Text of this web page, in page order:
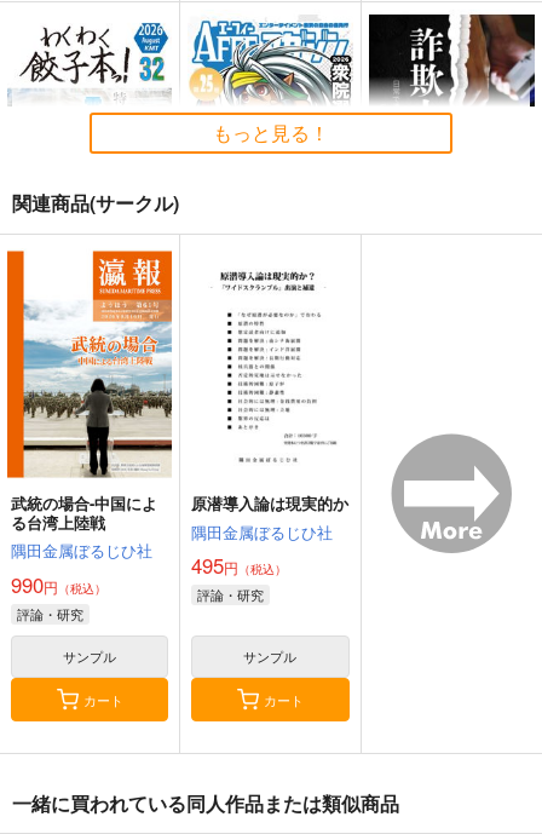
わくわく餃子本っ！３
きまぐれな鮪亭
825円（税込）
評論・研究
サンプル
カート
AFEEマガジン第25号
ント表現の自由の会
1,210円（税込）
評論・研究
サンプル サンプル
カート
闇バイト特集
Watatoshi
廃版旧制服図鑑総集編
02
シン・旧水族館物語
もっと見る！
関連商品(サークル)
武統の場合-中国によ
る台湾上陸戦
隅田金属ぼるじひ社
990円 （税込）
評論・研究
サンプル
カート
原潜導入論は現実的か
隅田金属ぼるじひ社
495円 （税込）
評論・研究
サンプル
カート
一緒に買われている同人作品または類似商品